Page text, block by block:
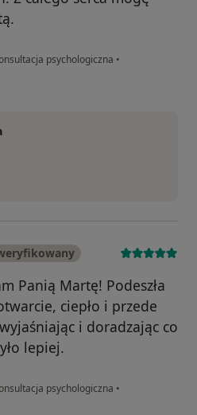
psychologiczna •
Panią Martę! Podeszła
ciepło i przede
i doradzając co
lepiej.
psychologiczna •